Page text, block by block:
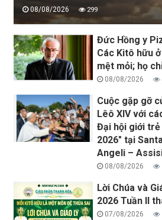
08/08/2026 299
Đức Hồng y
Các Kitô hữu
mệt mỏi; họ
08/08/2026
Cuộc gặp gỡ
Lêô XIV với
Đại hội giới trẻ
2026" tại
Angeli –
08/08/2026
Lời Chúa và
2026 Tuần II
07/08/2026